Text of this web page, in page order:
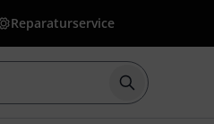
Reparaturservice
Suche mit